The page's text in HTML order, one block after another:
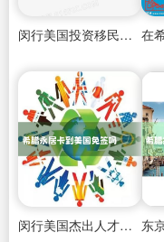
闵行美国投资移民需要什么条件
闵行美国杰出人才移民中介费用